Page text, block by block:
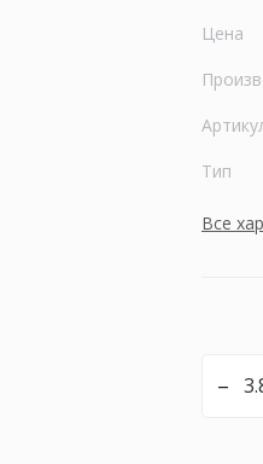
Цена
Тип
Все
–